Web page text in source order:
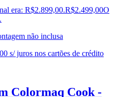
era: R$2.899,00.R$2.499,00O
não inclusa
s/ juros nos cartões de crédito
Colormaq Cook -